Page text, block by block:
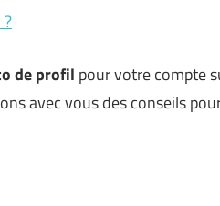
de profil pour votre compte
avec vous des conseils